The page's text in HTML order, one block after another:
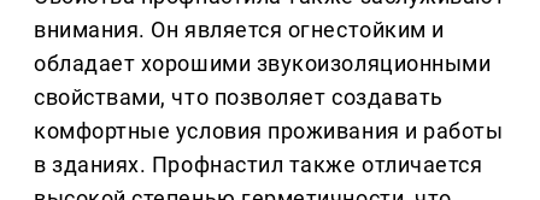
внимания. Он является огнестойким и
обладает хорошими звукоизоляционными
свойствами, что позволяет создавать
комфортные условия проживания и работы
в зданиях. Профнастил также отличается